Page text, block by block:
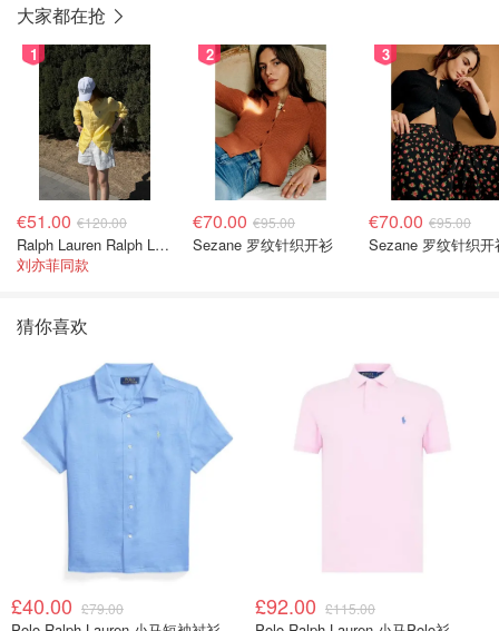
大家都在抢
1
€51.00 €120.00
Ralph Lauren Ralph Lauren 男童亚麻衬衫
刘亦菲同款
2
€70.00 €95.00
Sezane 罗纹针织开衫
3
€70.00 €95.00
Sezane 罗纹针织开
猜你喜欢
£40.00 £79.00 £92.00 £115.00